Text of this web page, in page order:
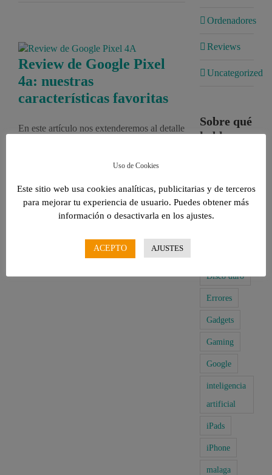
Review de Google Pixel
4a: nuestras
características favoritas
En este artículo nos extenderemos al detalle
21 de octubre, 2020 |
Más información
Ordenadores
Reviews
Uncategorized
Sobre qué
hablamos…
Averías
Disco duro
Errores
Gadgets
Gaming
Google
inteligencia
artificial
iPads
iPhone
malaga
Uso de Cookies
Este sitio web usa cookies analíticas, publicitarias y de terceros
para mejorar tu experiencia de usuario. Puedes obtener más
información o desactivarla en los ajustes.
ACEPTO AJUSTES